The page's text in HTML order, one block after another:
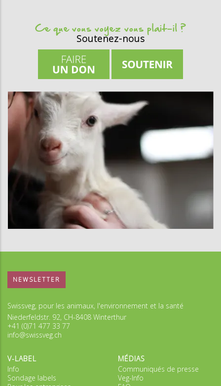
Ce que vous voyez vous plait-il ?
Soutenez-nous
NEWSLETTER
Swissveg, pour les animaux, l'environnement et la santé
Niederfeldstr. 92, CH-8408 Winterthur
+41 (0)71 477 33 77
info@swissveg.ch
V-LABEL
Info
Sondage labels
MÉDIAS
Communiqués de presse
Veg-Info